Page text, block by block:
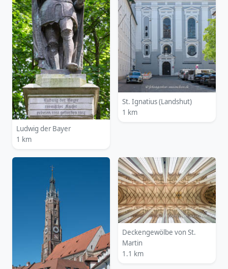
Ludwig der Bayer
1 km
St. Ignatius (Landshut)
1 km
Deckengewölbe von St.
Martin
1.1 km